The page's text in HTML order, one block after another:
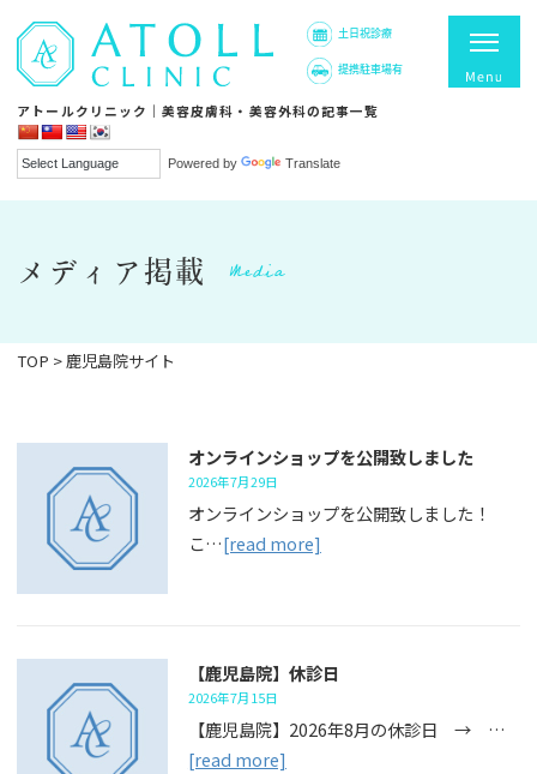
アトールクリニック｜美容皮膚科・美容外科の記事一覧
Powered by Translate
土日祝診療
提携駐車場有
メディア掲載 Media
TOP > 鹿児島院サイト
オンラインショップを公開致しました
2026年7月29日
オンラインショップを公開致しました！
こ…[read more]
【鹿児島院】休診日
2026年7月15日
【鹿児島院】2026年8月の休診日 → …
[read more]